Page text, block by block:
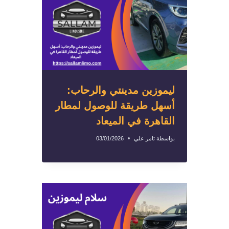
ليموزين مدينتي والرحاب:
أسهل طريقة للوصول لمطار
القاهرة في الميعاد
بواسطة تامر علي 03/01/2026